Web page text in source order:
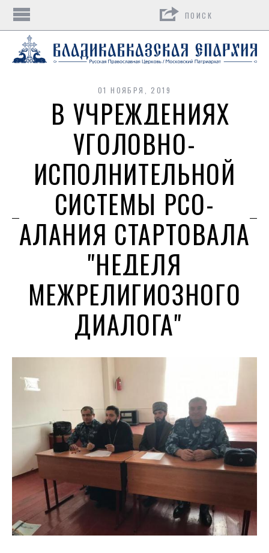
01 НОЯБРЯ, 2019
В УЧРЕЖДЕНИЯХ
УГОЛОВНО-
ИСПОЛНИТЕЛЬНОЙ
СИСТЕМЫ РСО-
АЛАНИЯ СТАРТОВАЛА
"НЕДЕЛЯ
МЕЖРЕЛИГИОЗНОГО
ДИАЛОГА"